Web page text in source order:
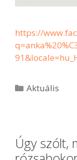
https://
Aktuális
Úgy szólt,